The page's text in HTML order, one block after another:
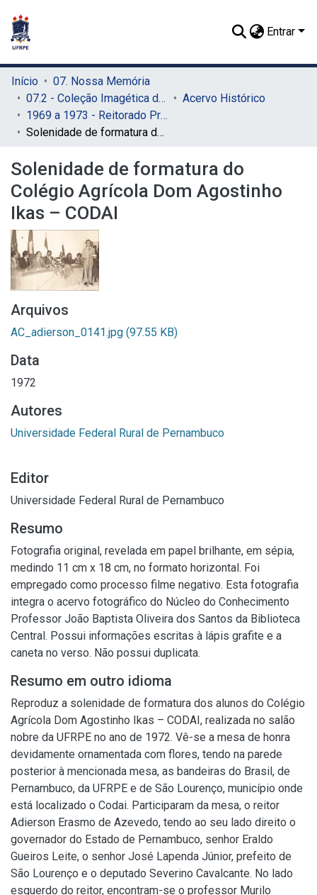
Entrar
Início
07. Nossa Memória
07.2 - Coleção Imagética do SIB
Acervo Histórico
1969 a 1973 - Reitorado Prof. Adierson Erasmo de Azevedo
Solenidade de formatura do Colégio Agrícola Dom Agostinho Ikas – CODAI
Solenidade de formatura do
Colégio Agrícola Dom Agostinho
Ikas – CODAI
Arquivos
AC_adierson_0141.jpg (97.55 KB)
Data
1972
Autores
Universidade Federal Rural de Pernambuco
Editor
Universidade Federal Rural de Pernambuco
Resumo
Fotografia original, revelada em papel brilhante, em sépia,
medindo 11 cm x 18 cm, no formato horizontal. Foi
empregado como processo filme negativo. Esta fotografia
integra o acervo fotográfico do Núcleo do Conhecimento
Professor João Baptista Oliveira dos Santos da Biblioteca
Central. Possui informações escritas à lápis grafite e a
caneta no verso. Não possui duplicata.
Resumo em outro idioma
Reproduz a solenidade de formatura dos alunos do Colégio
Agrícola Dom Agostinho Ikas – CODAI, realizada no salão
nobre da UFRPE no ano de 1972. Vê-se a mesa de honra
devidamente ornamentada com flores, tendo na parede
posterior à mencionada mesa, as bandeiras do Brasil, de
Pernambuco, da UFRPE e de São Lourenço, município onde
está localizado o Codai. Participaram da mesa, o reitor
Adierson Erasmo de Azevedo, tendo ao seu lado direito o
governador do Estado de Pernambuco, senhor Eraldo
Gueiros Leite, o senhor José Lapenda Júnior, prefeito de
São Lourenço e o deputado Severino Cavalcante. No lado
esquerdo do reitor, encontram-se o professor Murilo